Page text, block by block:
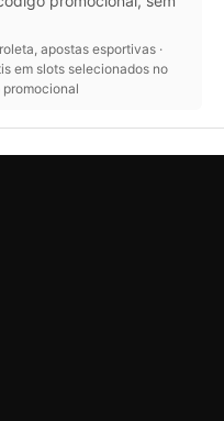
apostas esportivas ·
em slots selecionados no
promocional